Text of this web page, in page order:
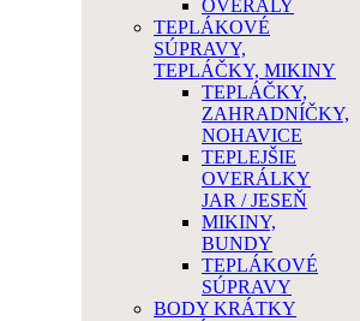
OVERÁLY
TEPLÁKOVÉ
SÚPRAVY,
TEPLÁČKY, MIKINY
TEPLÁČKY,
ZAHRADNÍČKY,
NOHAVICE
TEPLEJŠIE
OVERÁLKY
JAR / JESEŇ
MIKINY,
BUNDY
TEPLÁKOVÉ
SÚPRAVY
BODY KRÁTKY